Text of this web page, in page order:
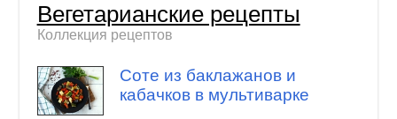
Вегетарианские рецепты
Коллекция рецептов
Соте из баклажанов и
кабачков в мультиварке